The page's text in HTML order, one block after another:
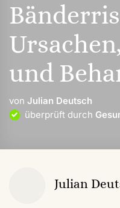
und
von Julian Deutsch
überprüft durch
Julian